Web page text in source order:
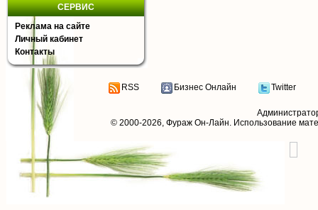
СЕРВИС
Реклама на сайте
Личный кабинет
Контакты
RSS Бизнес Онлайн Twitter
© 2000-2026, Фураж Он-Лайн. Использование